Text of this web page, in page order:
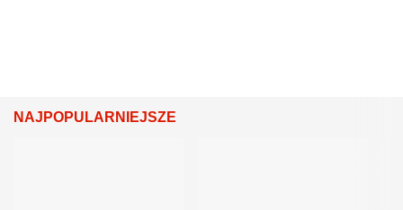
NAJPOPULARNIEJSZE